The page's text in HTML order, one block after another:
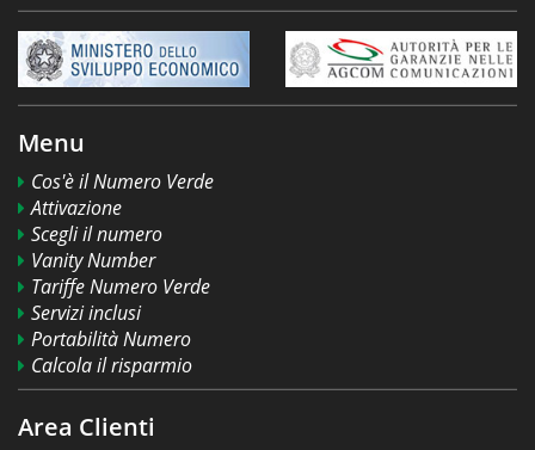
Menu
Cos'è il Numero Verde
Attivazione
Scegli il numero
Vanity Number
Tariffe Numero Verde
Servizi inclusi
Portabilità Numero
Calcola il risparmio
Area Clienti